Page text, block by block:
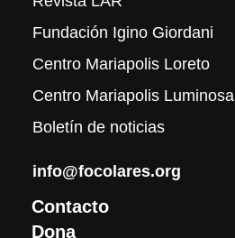
Fundación Igino Giordani
Centro Mariapolis Loreto
Centro Mariapolis Luminosa
Boletín de noticias
info@focolares.org
Contacto
Dona